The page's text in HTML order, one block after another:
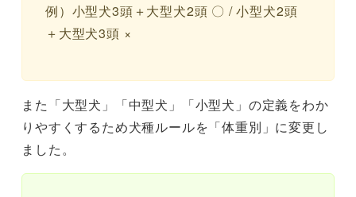
例）小型犬3頭＋大型犬2頭 〇 / 小型犬2頭
＋大型犬3頭 ×
また「大型犬」「中型犬」「小型犬」の定義をわか
りやすくするため犬種ルールを「体重別」に変更し
ました。